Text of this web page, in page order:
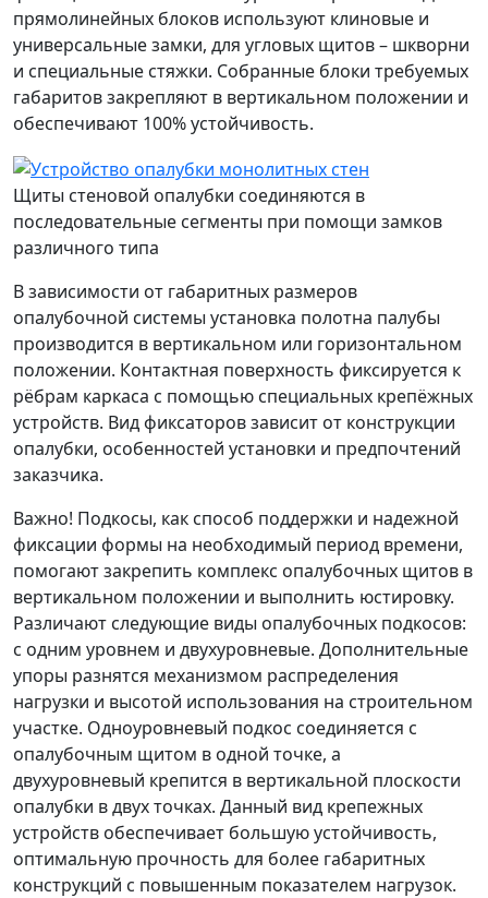
прямолинейных блоков используют клиновые и
универсальные замки, для угловых щитов – шкворни
и специальные стяжки. Собранные блоки требуемых
габаритов закрепляют в вертикальном положении и
обеспечивают 100% устойчивость.
Щиты стеновой опалубки соединяются в
последовательные сегменты при помощи замков
различного типа
В зависимости от габаритных размеров
опалубочной системы установка полотна палубы
производится в вертикальном или горизонтальном
положении. Контактная поверхность фиксируется к
рёбрам каркаса с помощью специальных крепёжных
устройств. Вид фиксаторов зависит от конструкции
опалубки, особенностей установки и предпочтений
заказчика.
Важно! Подкосы, как способ поддержки и надежной
фиксации формы на необходимый период времени,
помогают закрепить комплекс опалубочных щитов в
вертикальном положении и выполнить юстировку.
Различают следующие виды опалубочных подкосов:
с одним уровнем и двухуровневые. Дополнительные
упоры разнятся механизмом распределения
нагрузки и высотой использования на строительном
участке. Одноуровневый подкос соединяется с
опалубочным щитом в одной точке, а
двухуровневый крепится в вертикальной плоскости
опалубки в двух точках. Данный вид крепежных
устройств обеспечивает большую устойчивость,
оптимальную прочность для более габаритных
конструкций с повышенным показателем нагрузок.